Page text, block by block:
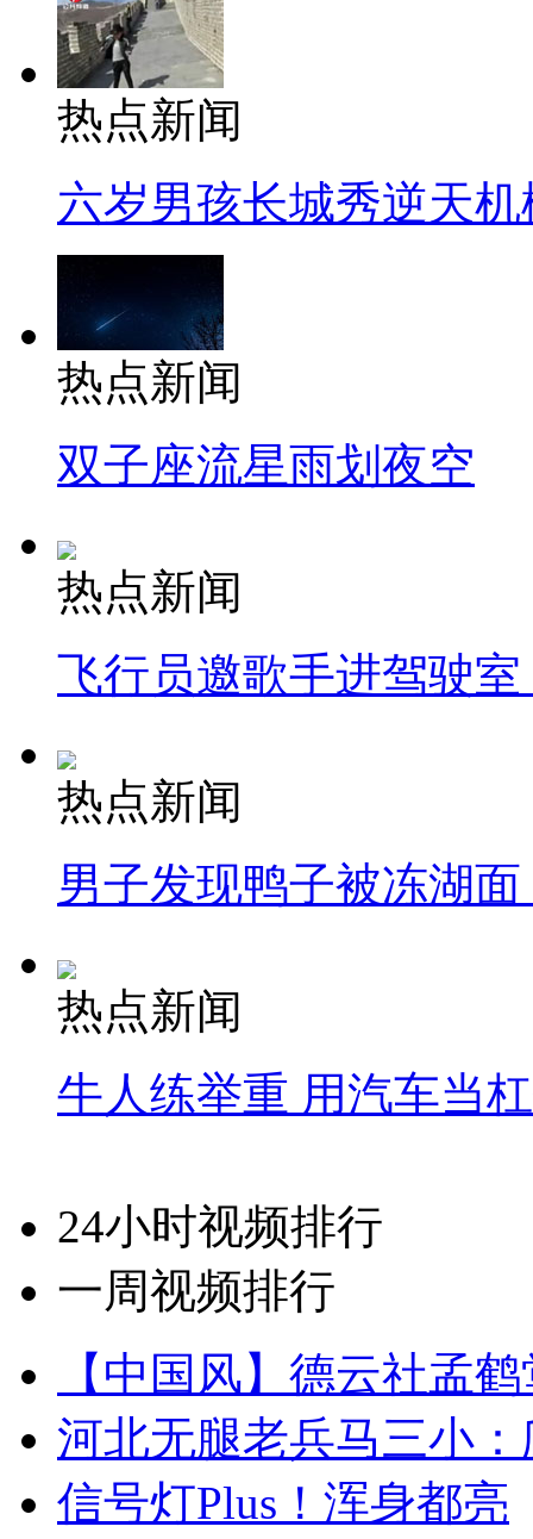
热点新闻
六岁男孩长城秀逆天机
热点新闻
双子座流星雨划夜空
热点新闻
飞行员邀歌手进驾驶
热点新闻
男子发现鸭子被冻湖
热点新闻
牛人练举重 用汽车当
24小时视频排行
一周视频排行
【中国风】德云社孟
河北无腿老兵马三小
信号灯Plus！浑身都亮